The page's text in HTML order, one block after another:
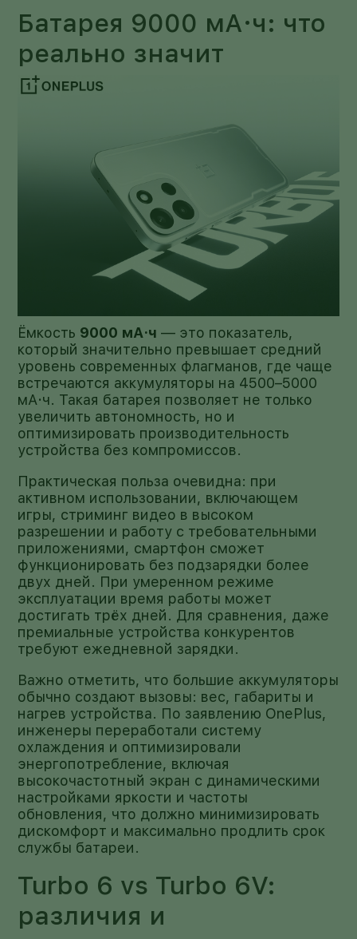
Батарея 9000 мА·ч: что
реально значит
Ёмкость 9000 мА·ч — это показатель,
который значительно превышает средний
уровень современных флагманов, где чаще
встречаются аккумуляторы на 4500–5000
мА·ч. Такая батарея позволяет не только
увеличить автономность, но и
оптимизировать производительность
устройства без компромиссов.
Практическая польза очевидна: при
активном использовании, включающем
игры, стриминг видео в высоком
разрешении и работу с требовательными
приложениями, смартфон сможет
функционировать без подзарядки более
двух дней. При умеренном режиме
эксплуатации время работы может
достигать трёх дней. Для сравнения, даже
премиальные устройства конкурентов
требуют ежедневной зарядки.
Важно отметить, что большие аккумуляторы
обычно создают вызовы: вес, габариты и
нагрев устройства. По заявлению OnePlus,
инженеры переработали систему
охлаждения и оптимизировали
энергопотребление, включая
высокочастотный экран с динамическими
настройками яркости и частоты
обновления, что должно минимизировать
дискомфорт и максимально продлить срок
службы батареи.
Turbo 6 vs Turbo 6V:
различия и